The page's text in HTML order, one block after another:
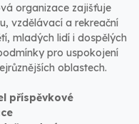
organizace zajišťuje
vzdělávací a rekreační
mladých lidí i dospělých
pro uspokojení
oblastech.
příspěvkové